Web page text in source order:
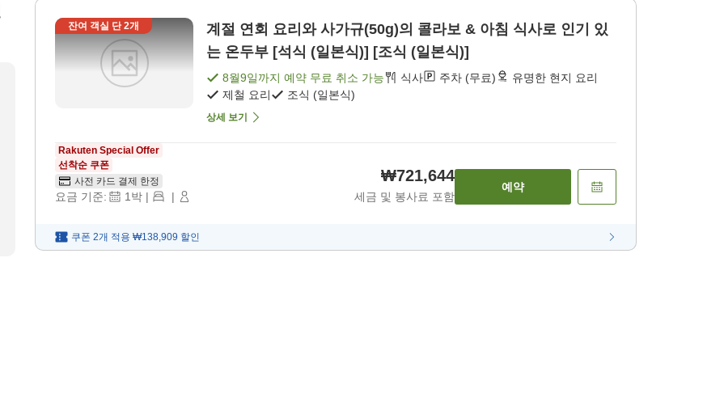
잔여 객실 단2개
계절 연회 요리와 사가규(50g)의 콜라보 & 아침 식사로 인기 있
는 온두부 [석식 (일본식)] [조식 (일본식)]
8월9일까지 예약 무료 취소 가능 식사 주차 (무료)
유명한 현지 요리
제철 요리
조식 (일본식)
상세 보기
Rakuten Special Offer
선착순 쿠폰
사전 카드 결제 한정
요금 기준: 1 박 | |
₩721,644
세금 및 봉사료 포함
예약
쿠폰 2개 적용 ₩138,909 할인